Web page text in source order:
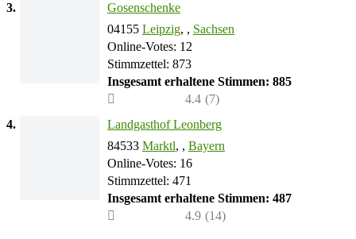
3.
Gosenschenke
04155 Leipzig, , Sachsen
Online-Votes: 12
Stimmzettel: 873
Insgesamt erhaltene Stimmen: 885
4.4 (7)
4.
Landgasthof Leonberg
84533 Marktl, , Bayern
Online-Votes: 16
Stimmzettel: 471
Insgesamt erhaltene Stimmen: 487
4.9 (14)